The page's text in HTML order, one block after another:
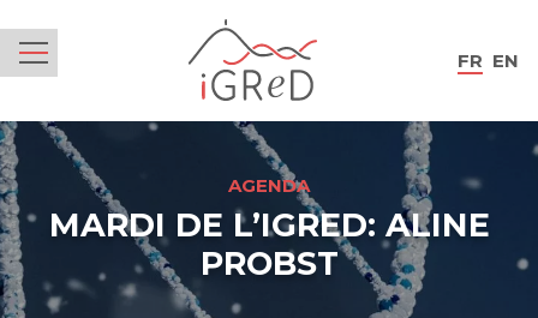
FR EN
AGENDA
MARDI DE L’IGRED: ALINE
PROBST